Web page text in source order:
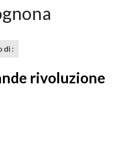
di :
rivoluzione